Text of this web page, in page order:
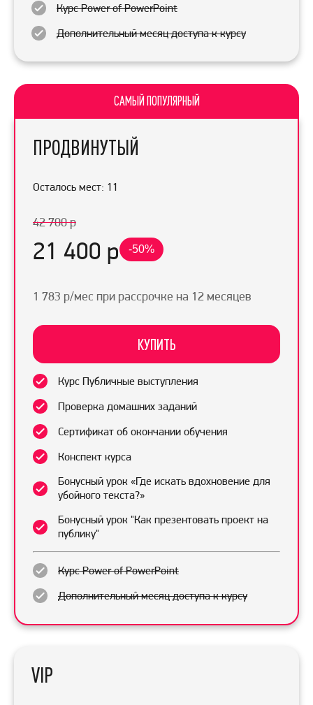
Курс Power of PowerPoint
Дополнительный месяц доступа к курсу
САМЫЙ ПОПУЛЯРНЫЙ
ПРОДВИНУТЫЙ
Осталось мест: 11
42 700 р
21 400 р -50%
1 783 р/мес при рассрочке на 12 месяцев
КУПИТЬ
Курс Публичные выступления
Проверка домашних заданий
Сертификат об окончании обучения
Конспект курса
Бонусный урок «Где искать вдохновение для
убойного текста?»
Бонусный урок "Как презентовать проект на
публику"
Курс Power of PowerPoint
Дополнительный месяц доступа к курсу
VIP